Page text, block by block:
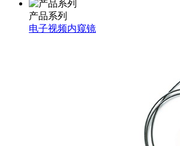
产品系列
电子视频内窥镜